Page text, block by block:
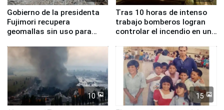
Gobierno de la presidenta
Fujimori recupera
geomallas sin uso para
Fenómeno El Niño
Tras 10 horas de intenso
trabajo bomberos logran
controlar el incendio en una
de Chile
10 15